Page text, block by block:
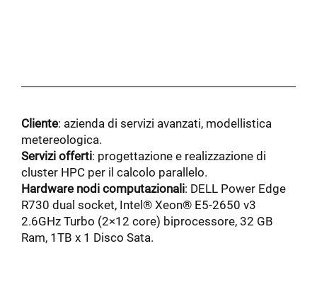
Cliente: azienda di servizi avanzati, modellistica
metereologica.
Servizi offerti: progettazione e realizzazione di
cluster HPC per il calcolo parallelo.
Hardware nodi computazionali: DELL Power Edge
R730 dual socket, Intel® Xeon® E5-2650 v3
2.6GHz Turbo (2×12 core) biprocessore, 32 GB
Ram, 1TB x 1 Disco Sata.